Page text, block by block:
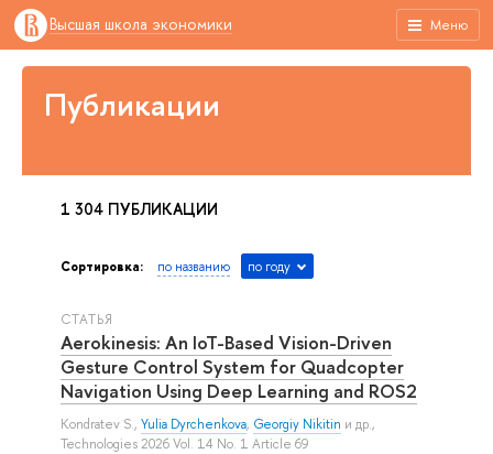
Меню
Высшая школа экономики
Публикации
1 304 ПУБЛИКАЦИИ
Сортировка: по названию по году
СТАТЬЯ
Aerokinesis: An IoT-Based Vision-Driven
Gesture Control System for Quadcopter
Navigation Using Deep Learning and ROS2
Kondratev S., Yulia Dyrchenkova, Georgiy Nikitin и др.,
Technologies 2026 Vol. 14 No. 1 Article 69